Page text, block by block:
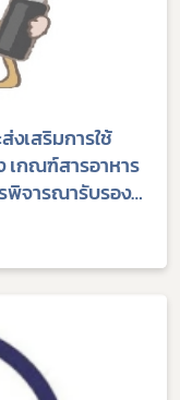
เสริมการใช้
กณฑ์สารอาหาร
พิจารณารับรอง
ลือกสุขภาพ" ใน